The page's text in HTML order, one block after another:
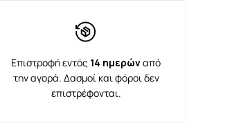
Επιστροφή εντός 14 ημερώναπό
την αγορά. Δασμοί και φόροι δεν
επιστρέφονται.